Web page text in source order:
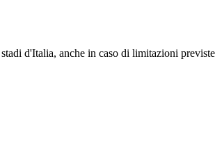
d'Italia, anche in caso di limitazioni